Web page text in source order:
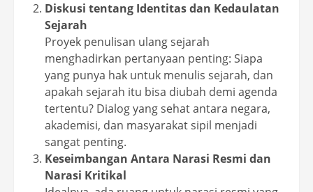
Diskusi tentang Identitas dan Kedaulatan
Sejarah
Proyek penulisan ulang sejarah
menghadirkan pertanyaan penting: Siapa
yang punya hak untuk menulis sejarah, dan
apakah sejarah itu bisa diubah demi agenda
tertentu? Dialog yang sehat antara negara,
akademisi, dan masyarakat sipil menjadi
sangat penting.
Keseimbangan Antara Narasi Resmi dan
Narasi Kritikal